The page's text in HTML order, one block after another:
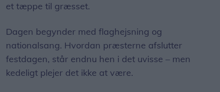
et tæppe til græsset.
Dagen begynder med flaghejsning og
nationalsang. Hvordan præsterne afslutter
festdagen, står endnu hen i det uvisse – men
kedeligt plejer det ikke at være.